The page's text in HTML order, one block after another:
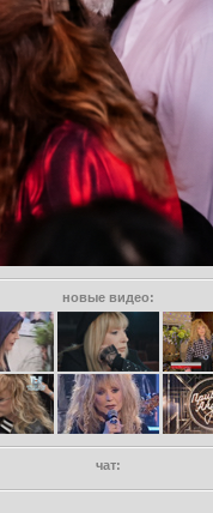
новые видео:
чат: